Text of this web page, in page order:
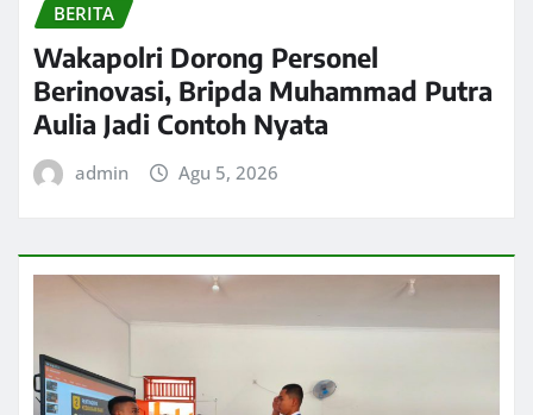
BERITA
Wakapolri Dorong Personel
Berinovasi, Bripda Muhammad Putra
Aulia Jadi Contoh Nyata
admin Agu 5, 2026